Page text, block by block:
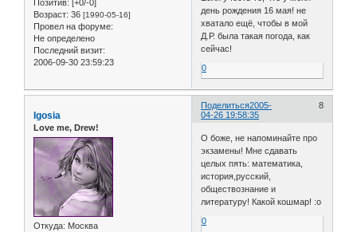
Позитив: [+0/-0]
Возраст: 36 [1990-05-16]
Провел на форуме:
Не определено
Последний визит:
2006-09-30 23:59:23
день рождения 16 мая! не
хватало ещё, чтобы в мой
Д.Р. была такая погода, как
сейчас!
0
Поделиться 8
2005-
04-26 19:58:35
Igosia
Love me, Drew!
Откуда: Москва
О боже, не напоминайте про
экзамены! Мне сдавать
целых пять: математика,
история,русский,
обществознание и
литературу! Какой кошмар! :o
0